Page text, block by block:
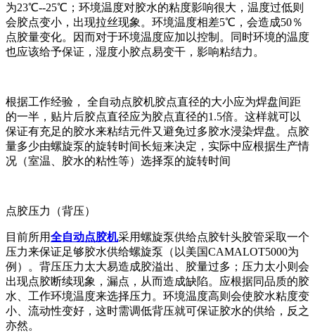
为23℃--25℃；环境温度对胶水的粘度影响很大，温度过低则
会胶点变小，出现拉丝现象。环境温度相差5℃，会造成50％
点胶量变化。因而对于环境温度应加以控制。同时环境的温度
也应该给予保证，湿度小胶点易变干，影响粘结力。
根据工作经验， 全自动点胶机胶点直径的大小应为焊盘间距
的一半，贴片后胶点直径应为胶点直径的1.5倍。这样就可以
保证有充足的胶水来粘结元件又避免过多胶水浸染焊盘。点胶
量多少由螺旋泵的旋转时间长短来决定，实际中应根据生产情
况（室温、胶水的粘性等）选择泵的旋转时间
点胶压力（背压）
目前所用全自动点胶机采用螺旋泵供给点胶针头胶管采取一个
压力来保证足够胶水供给螺旋泵（以美国CAMALOT5000为
例）。背压压力太大易造成胶溢出、胶量过多；压力太小则会
出现点胶断续现象，漏点，从而造成缺陷。应根据同品质的胶
水、工作环境温度来选择压力。环境温度高则会使胶水粘度变
小、流动性变好，这时需调低背压就可保证胶水的供给，反之
亦然。